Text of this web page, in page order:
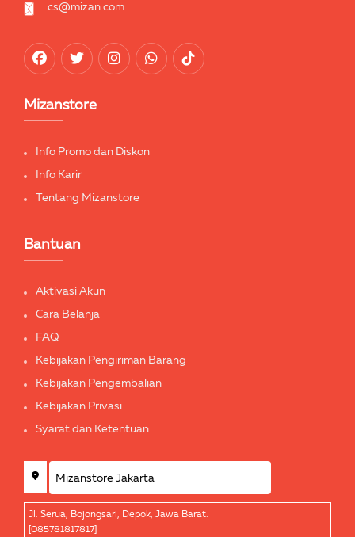
cs@mizan.com
Mizanstore
Info Promo dan Diskon
Info Karir
Tentang Mizanstore
Bantuan
Aktivasi Akun
Cara Belanja
FAQ
Kebijakan Pengiriman Barang
Kebijakan Pengembalian
Kebijakan Privasi
Syarat dan Ketentuan
Jl. Serua, Bojongsari, Depok, Jawa Barat.
[085781817817]